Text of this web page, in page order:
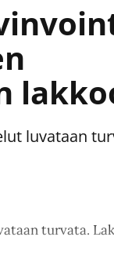
luvataan
turvata.